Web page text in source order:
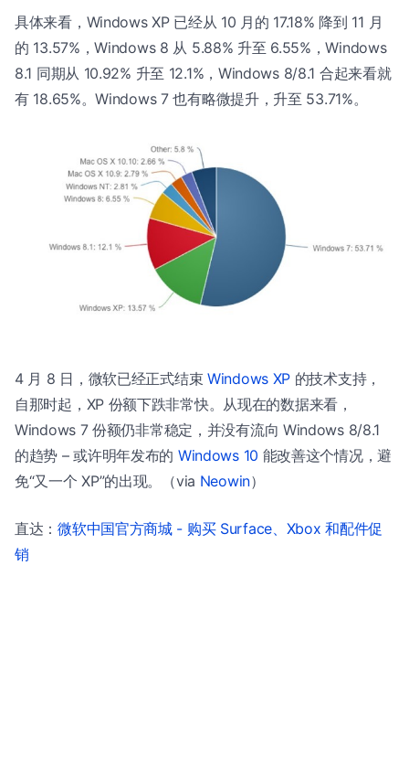
具体来看，Windows XP 已经从 10 月的 17.18% 降到 11 月
的 13.57%，Windows 8 从 5.88% 升至 6.55%，Windows
8.1 同期从 10.92% 升至 12.1%，Windows 8/8.1 合起来看就
有 18.65%。Windows 7 也有略微提升，升至 53.71%。
4 月 8 日，微软已经正式结束 Windows XP 的技术支持，
自那时起，XP 份额下跌非常快。从现在的数据来看，
Windows 7 份额仍非常稳定，并没有流向 Windows 8/8.1
的趋势 – 或许明年发布的 Windows 10 能改善这个情况，避
免“又一个 XP”的出现。（via Neowin）
直达：微软中国官方商城 - 购买 Surface、Xbox 和配件促
销